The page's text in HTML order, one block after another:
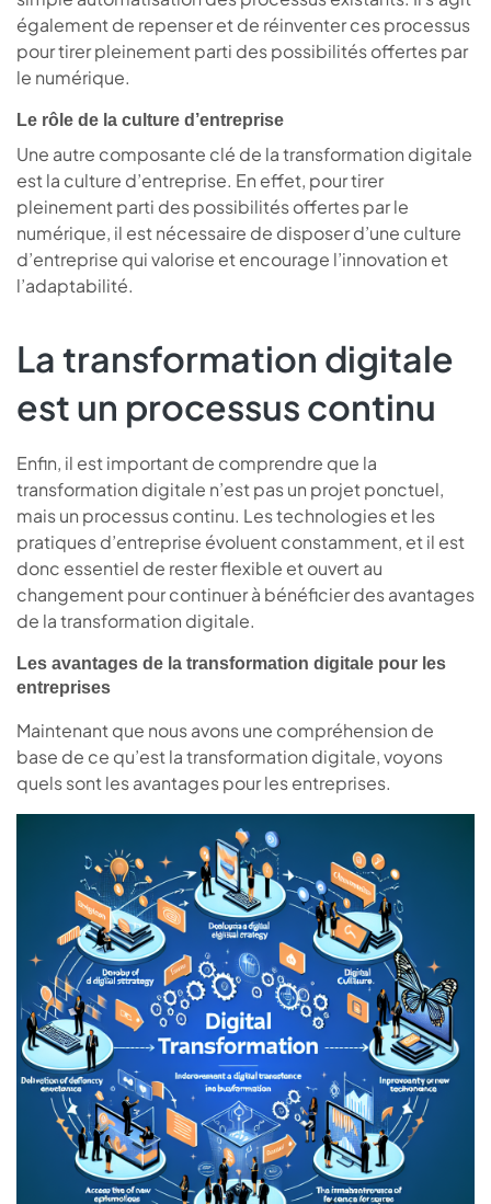
également de repenser et de réinventer ces processus
pour tirer pleinement parti des possibilités offertes par
le numérique.
Le rôle de la culture d’entreprise
Une autre composante clé de la transformation digitale
est la culture d’entreprise. En effet, pour tirer
pleinement parti des possibilités offertes par le
numérique, il est nécessaire de disposer d’une culture
d’entreprise qui valorise et encourage l’innovation et
l’adaptabilité.
La transformation digitale
est un processus continu
Enfin, il est important de comprendre que la
transformation digitale n’est pas un projet ponctuel,
mais un processus continu. Les technologies et les
pratiques d’entreprise évoluent constamment, et il est
donc essentiel de rester flexible et ouvert au
changement pour continuer à bénéficier des avantages
de la transformation digitale.
Les avantages de la transformation digitale pour les
entreprises
Maintenant que nous avons une compréhension de
base de ce qu’est la transformation digitale, voyons
quels sont les avantages pour les entreprises.